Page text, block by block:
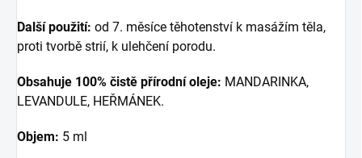
Další použití: od 7. měsíce těhotenství k masážím těla,
proti tvorbě strií, k ulehčení porodu.
Obsahuje 100% čistě přírodní oleje: MANDARINKA,
LEVANDULE, HEŘMÁNEK.
Objem: 5 ml